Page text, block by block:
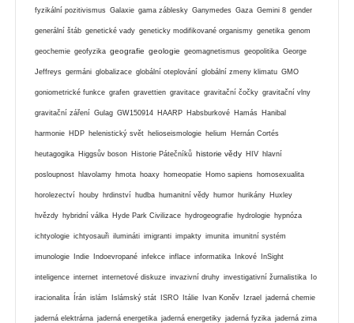
fyzikální pozitivismus Galaxie gama záblesky Ganymedes Gaza Gemini 8 gender
generální štáb genetické vady geneticky modifikované organismy genetika genom
geochemie geofyzika geografie geologie geomagnetismus geopolitika George
Jeffreys germáni globalizace globální oteplování globální zmeny klimatu GMO
goniometrické funkce grafen gravettien gravitace gravitační čočky gravitační vlny
gravitační záření Gulag GW150914 HAARP Habsburkové Hamás Hanibal
harmonie HDP helenistický svět helioseismologie helium Hernán Cortés
heutagogika Higgsův boson Historie Pátečníků historie vědy HIV hlavní
posloupnost hlavolamy hmota hoaxy homeopatie Homo sapiens homosexualita
horolezectví houby hrdinství hudba humanitní vědy humor hurikány Huxley
hvězdy hybridní válka Hyde Park Civilizace hydrogeografie hydrologie hypnóza
ichtyologie ichtyosauři ilumináti imigranti impakty imunita imunitní systém
imunologie Indie Indoevropané infekce inflace informatika Inkové InSight
inteligence internet internetové diskuze invazivní druhy investigativní žurnalistika Io
iracionalita Írán islám Islámský stát ISRO Itálie Ivan Koněv Izrael jaderná chemie
jaderná elektrárna jaderná energetika jaderná energetiky jaderná fyzika jaderná zima